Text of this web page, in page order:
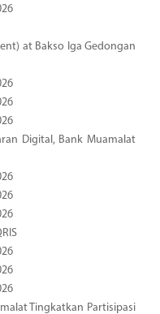
at Bakso Iga Gedongan
Digital, Bank Muamalat
Tingkatkan Partisipasi